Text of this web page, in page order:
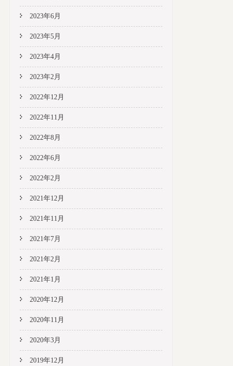
2023年6月
2023年5月
2023年4月
2023年2月
2022年12月
2022年11月
2022年8月
2022年6月
2022年2月
2021年12月
2021年11月
2021年7月
2021年2月
2021年1月
2020年12月
2020年11月
2020年3月
2019年12月